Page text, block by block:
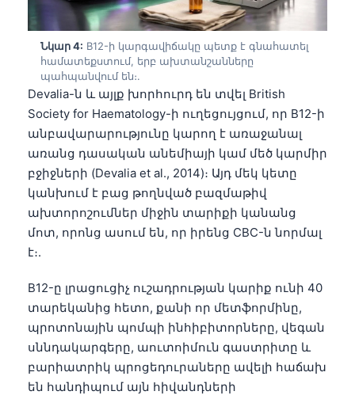
Նկար 4: B12-ի կարգավիճակը պետք է գնահատել
համատեքստում, երբ ախտանշանները
պահպանվում են։.
Devalia-ն և այլք խորհուրդ են տվել British
Society for Haematology-ի ուղեցույցում, որ B12-ի
անբավարարությունը կարող է առաջանալ
առանց դասական անեմիայի կամ մեծ կարմիր
բջիջների (Devalia et al., 2014)։ Այդ մեկ կետը
կանխում է բաց թողնված բազմաթիվ
ախտորոշումներ միջին տարիքի կանանց
մոտ, որոնց ասում են, որ իրենց CBC-ն նորմալ
է։.
B12-ը լրացուցիչ ուշադրության կարիք ունի 40
տարեկանից հետո, քանի որ մետֆորմինը,
պրոտոնային պոմպի ինհիբիտորները, վեգան
սննդակարգերը, աուտոիմուն գաստրիտը և
բարիատրիկ պրոցեդուրաները ավելի հաճախ
են հանդիպում այն հիվանդների
Euskara
Gàidhlig
Occitan
العربية المغربية
ພາສາລາວ
Basa Jawa
Cebuano
Кыргызча
Татар теле
Беларуская мова
Esperanto
Frysk